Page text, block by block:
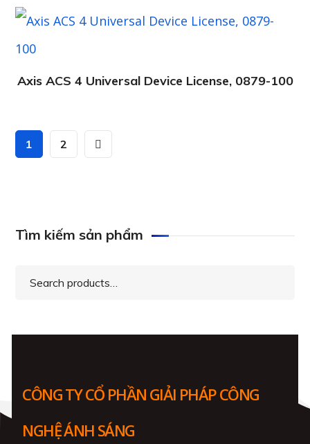
Axis ACS 4 Universal Device License, 0879-100
1 2
Tìm kiếm sản phẩm
Search
CÔNG TY CỔ PHẦN GIẢI PHÁP CÔNG
NGHỆ ÁNH SÁNG